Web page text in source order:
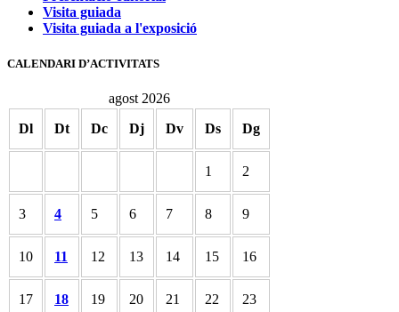
Visita guiada
Visita guiada a l'exposició
CALENDARI D’ACTIVITATS
agost 2026
Dl
Dt Dc Dj Dv Ds Dg
1 2
3 4 5 6 7 8 9
10 11 12 13 14 15 16
17 18 19 20 21 22 23